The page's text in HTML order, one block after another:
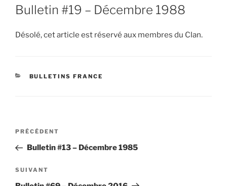
LE
Bulletin #19 – Décembre 1988
Désolé, cet article est réservé aux membres du Clan.
CATÉGORIES
BULLETINS FRANCE
Navigation
l’article
Article
précédent
PRÉCÉDENT
Bulletin #13 – Décembre 1985
Article
suivant
SUIVANT